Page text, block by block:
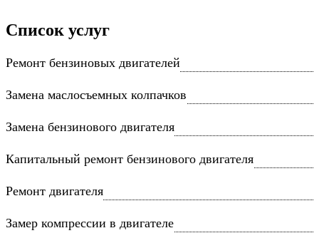
Список услуг
Ремонт бензиновых двигателей
Замена маслосъемных колпачков
Замена бензинового двигателя
Капитальный ремонт бензинового двигателя
Ремонт двигателя
Замер компрессии в двигателе